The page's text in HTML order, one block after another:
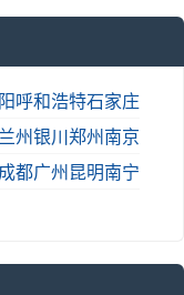
呼和浩特石家庄
兰州银川郑州南京
成都广州昆明南宁